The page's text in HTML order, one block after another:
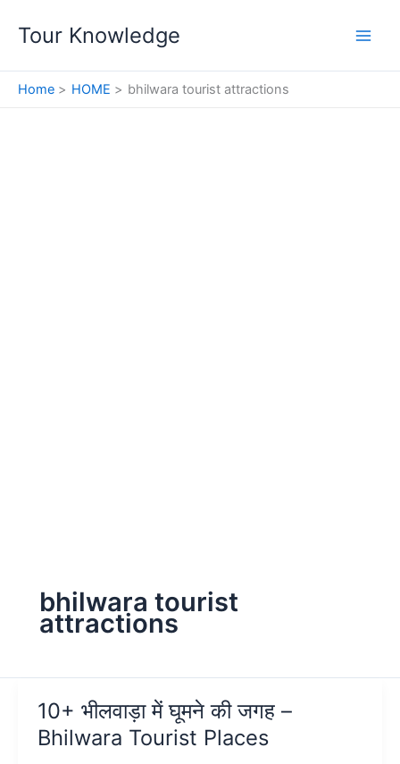
Tour Knowledge
Home HOME bhilwara tourist attractions
bhilwara tourist
attractions
10+ भीलवाड़ा में घूमने की जगह –
Bhilwara Tourist Places